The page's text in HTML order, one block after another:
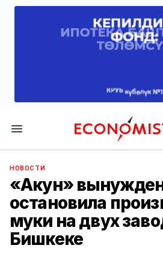
Economist.kg
НОВОСТИ
«Акун»
остановила
муки на двух
Бишкеке